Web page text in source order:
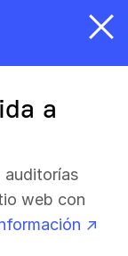
a
auditorías
web con
↗